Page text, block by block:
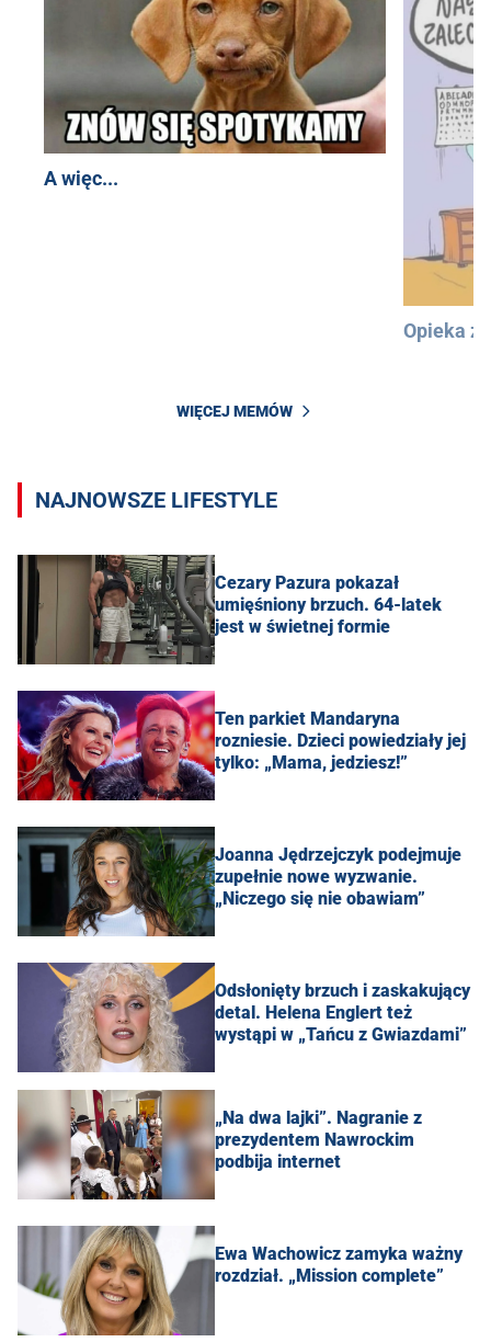
A więc...
Opieka
WIĘCEJ MEMÓW
NAJNOWSZE LIFESTYLE
Cezary Pazura pokazał
umięśniony brzuch. 64-latek
jest w świetnej formie
Ten parkiet Mandaryna
rozniesie. Dzieci powiedziały jej
tylko: „Mama, jedziesz!”
Joanna Jędrzejczyk podejmuje
zupełnie nowe wyzwanie.
„Niczego się nie obawiam”
Odsłonięty brzuch i zaskakujący
detal. Helena Englert też
wystąpi w „Tańcu z Gwiazdami”
„Na dwa lajki”. Nagranie z
prezydentem Nawrockim
podbija internet
Ewa Wachowicz zamyka ważny
rozdział. „Mission complete”